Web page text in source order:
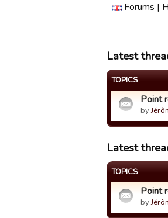
Forums |
Latest
TOPICS
Point
by
Latest
TOPICS
Point
by